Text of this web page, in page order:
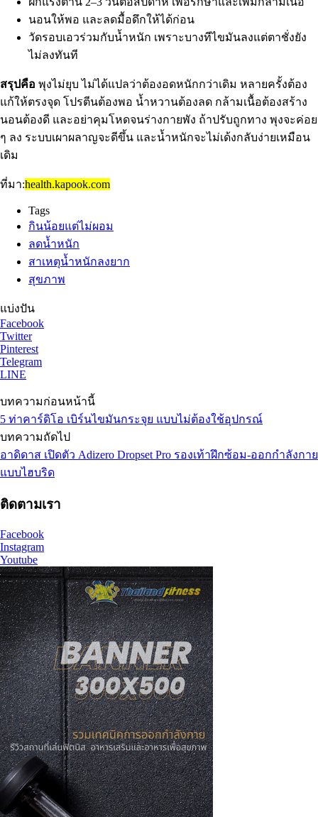
นอนให้พอ และลดมื้อดึกให้ได้ก่อน
วัดรอบเอวร่วมกับน้ำหนัก เพราะบางทีไขมันลงแต่ตาชั่งยัง
ไม่ลงทันที
สรุปคือ พุงไม่ยุบ ไม่ได้แปลว่าต้องอดหนักกว่าเดิม หลายครั้งต้อง
แก้ให้ตรงจุด โปรตีนต้องพอ น้ำหวานต้องลด กล้ามเนื้อต้องสร้าง
นอนต้องดี และอย่าคุมโหดจนร่างกายพัง ถ้าปรับถูกทาง พุงจะค่อย
ๆ ลง ระบบเผาผลาญจะดีขึ้น และน้ำหนักจะไม่เด้งกลับง่ายเหมือน
เดิม
ที่มา:health.kapook.com
Tags
กินน้อยแต่ไม่ผอม
ลดน้ำหนัก
สาเหตุน้ำหนักลงยาก
สุขภาพ
แบ่งปัน
Facebook
Twitter
Pinterest
Telegram
LINE
บทความก่อนหน้านี้
5 ท่าคาร์ดิโอ เบิร์นไขมันกระจุย แบบไม่ต้องใช้อุปกรณ์
บทความถัดไป
อาดิดาส เปิดตัว Adizero Dropset Pro รองเท้าฝึกซ้อม-ออกกำลังกาย
แบบไฮบริด
ติดตามเรา
Facebook
Instagram
Youtube